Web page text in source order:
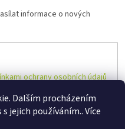
Dalším procházením
jejich používáním.. Více
informace o nových
ochrany osobních údajů